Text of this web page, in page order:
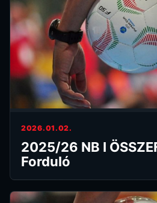
2026.01.02.
2025/26 NB I
Forduló